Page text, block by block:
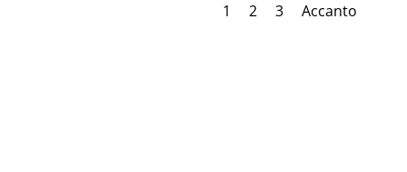
1 2 3 Accanto